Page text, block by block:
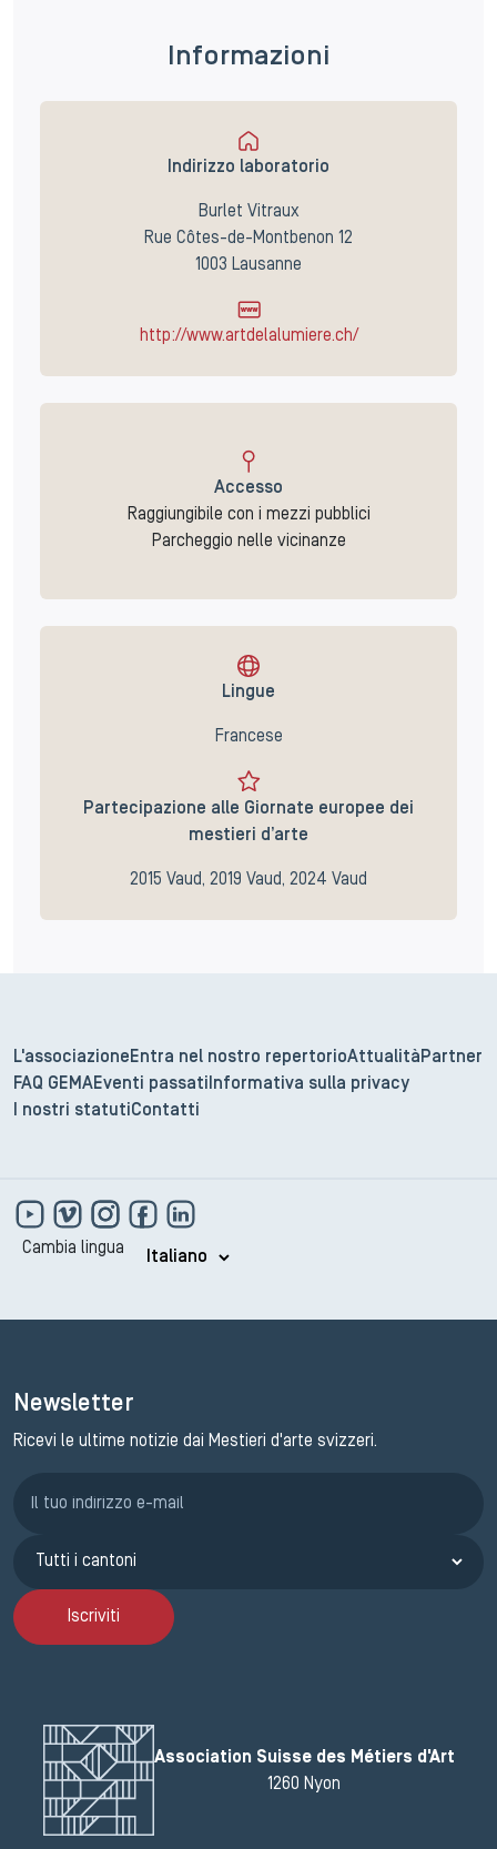
Informazioni
Indirizzo laboratorio
Burlet Vitraux
Rue Côtes-de-Montbenon 12
1003 Lausanne
http://www.artdelalumiere.ch/
Accesso
Raggiungibile con i mezzi pubblici
Parcheggio nelle vicinanze
Lingue
Francese
Partecipazione alle Giornate europee dei
mestieri d’arte
2015 Vaud, 2019 Vaud, 2024 Vaud
L'associazione Entra nel nostro repertorioAttualità Partner
FAQ GEMAEventi passati
Informativa sulla privacy
I nostri statuti Contatti
Cambia lingua
Newsletter
Ricevi le ultime notizie dai Mestieri d'arte svizzeri.
Iscriviti
Association Suisse des Métiers d'Art
1260 Nyon